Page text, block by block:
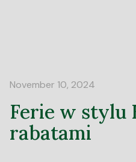
November 10, 2024
Ferie w stylu
rabatami